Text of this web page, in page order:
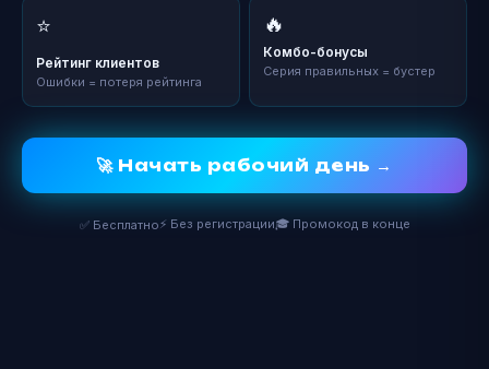
⭐
Рейтинг клиентов
Ошибки = потеря рейтинга
🔥
Комбо-бонусы
Серия правильных = бустер
🚀 Начать рабочий день →
✅ Бесплатно⚡ Без регистрации🎓 Промокод в конце